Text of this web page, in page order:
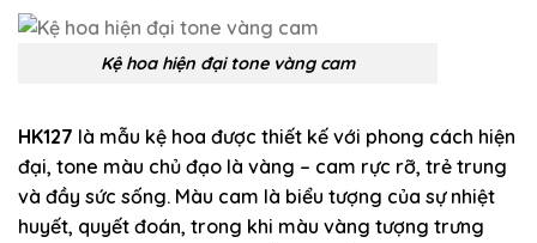
Kệ hoa hiện đại tone vàng cam
HK127 là mẫu kệ hoa được thiết kế với phong cách hiện
đại, tone màu chủ đạo là vàng – cam rực rỡ, trẻ trung
và đầy sức sống. Màu cam là biểu tượng của sự nhiệt
huyết, quyết đoán, trong khi màu vàng tượng trưng